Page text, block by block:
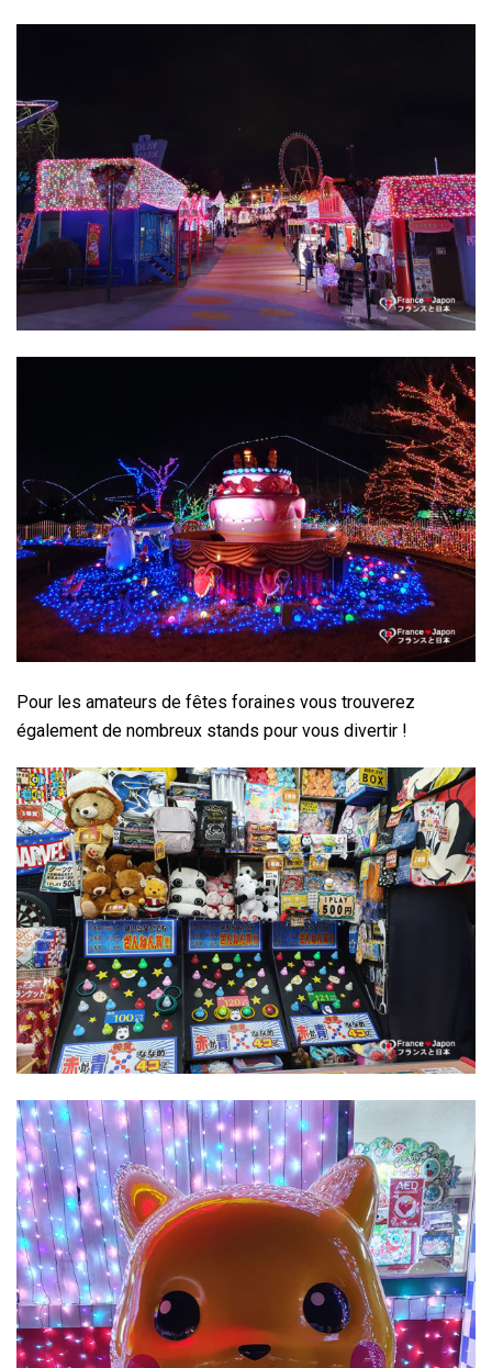
Pour les amateurs de fêtes foraines vous trouverez
également de nombreux stands pour vous divertir !